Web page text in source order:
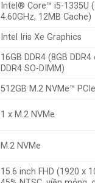
Intel® Core™ i5-1335U
4.60GHz, 12MB Cache)
Intel Iris Xe Graphics
16GB DDR4 (8GB
DDR4 SO-DIMM)
512GB M.2 NVMe™
1 x M.2 NVMe
M.2 NVMe
15.6 inch FHD (1920 x